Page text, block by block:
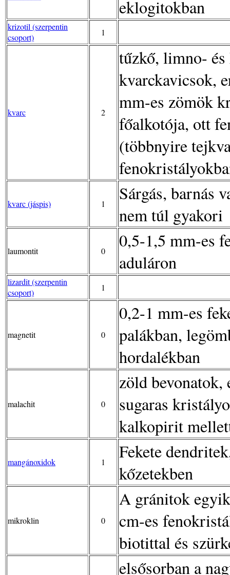
eklogitokban
krizotil (szerpentin
csoport)
1
kvarc 2
tűzkő, limno-
kvarckavicsok,
mm-es zömök
főalkotója, ott
(többnyire
kvarc (jáspis) 1
Sárgás, barnás
nem túl gyakori
laumontit 0
0,5-1,5 mm-es
aduláron
lizardit (szerpentin
csoport)
1
magnetit 0
0,2-1 mm-es
palákban,
hordalékban
malachit 0
zöld
sugaras
kalkopirit
mangánoxidok 1
Fekete
kőzetekben
mikroklin 0
A gránitok
cm-es
biotittal és
elsősorban a